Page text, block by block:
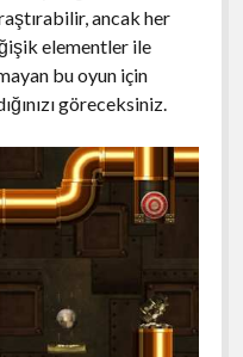
ancak her
elementler ile
bu oyun için
göreceksiniz.